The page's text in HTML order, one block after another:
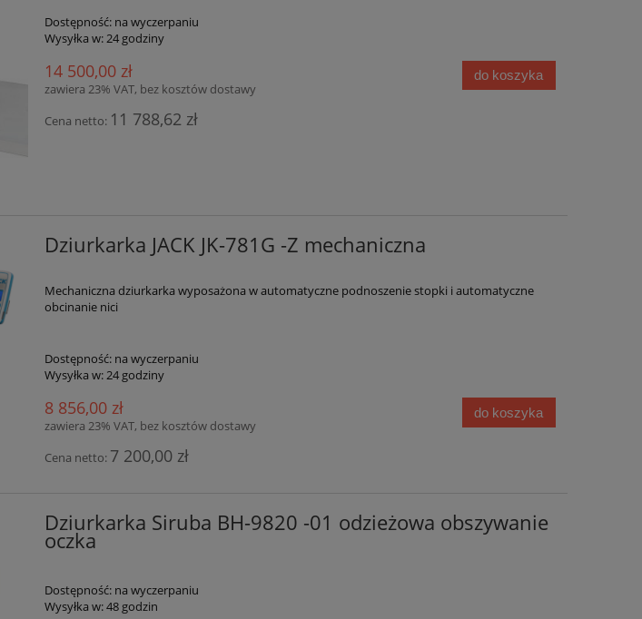
Dostępność: na wyczerpaniu
Wysyłka w:24 godziny
14 500,00 zł
zawiera 23% VAT, bez kosztów dostawy
Cena netto: 11 788,62 zł
do koszyka
Dziurkarka JACK JK-781G -Z mechaniczna
Mechaniczna dziurkarka wyposażona w automatyczne podnoszenie stopki i automatyczne
obcinanie nici
Dostępność: na wyczerpaniu
Wysyłka w:24 godziny
8 856,00 zł
zawiera 23% VAT, bez kosztów dostawy
Cena netto: 7 200,00 zł
do koszyka
Dziurkarka Siruba BH-9820 -01 odzieżowa obszywanie
oczka
Dostępność: na wyczerpaniu
Wysyłka w:48 godzin